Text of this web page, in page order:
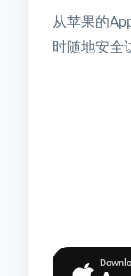
从苹果的
时随地安全